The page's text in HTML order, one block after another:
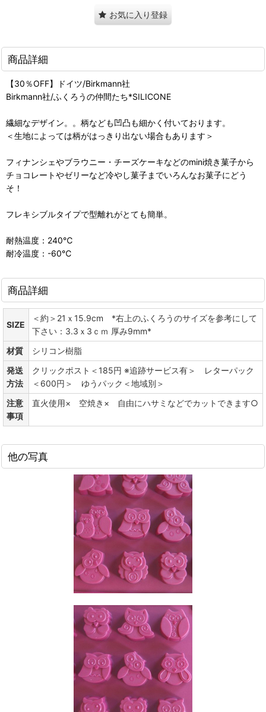
お気に入り登録
商品詳細
【30％OFF】ドイツ/Birkmann社
Birkmann社/ふくろうの仲間たち*SILICONE
繊細なデザイン。。柄なども凹凸も細かく付いております。
＜生地によっては柄がはっきり出ない場合もあります＞
フィナンシェやブラウニー・チーズケーキなどのmini焼き菓子から
チョコレートやゼリーなど冷やし菓子までいろんなお菓子にどう
そ！
フレキシブルタイプで型離れがとても簡単。
耐熱温度：240℃
耐冷温度：-60℃
商品詳細
SIZE
＜約＞21ｘ15.9cm *右上のふくろうのサイズを参考にして
下さい：3.3ｘ3ｃｍ 厚み9mm*
材質
シリコン樹脂
発送
方法
クリックポスト＜185円 ※追跡サービス有＞ レターパック
＜600円＞ ゆうパック＜地域別＞
注意
事項
直火使用× 空焼き× 自由にハサミなどでカットできます○
他の写真